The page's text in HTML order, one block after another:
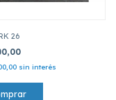
26
sin interés